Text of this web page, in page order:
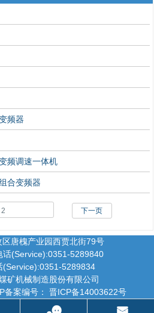
频器
频调速一体机
合变频器
下一页
唐槐产业园西贾北街79号
话(Service):0351-5289840
(Service):0351-5289834
矿机械制造股份有限公司
备案编号： 晋ICP备14003622号